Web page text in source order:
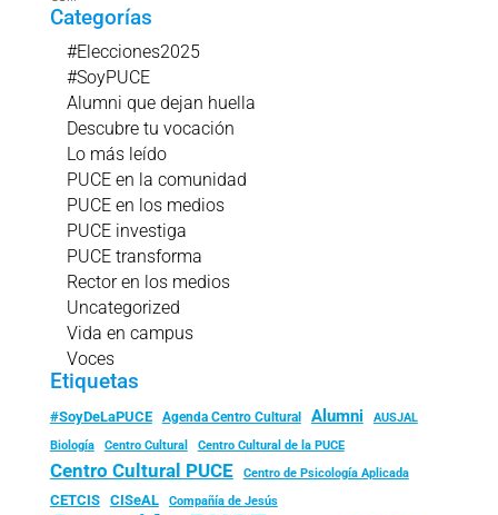
Categorías
#Elecciones2025
#SoyPUCE
Alumni que dejan huella
Descubre tu vocación
Lo más leído
PUCE en la comunidad
PUCE en los medios
PUCE investiga
PUCE transforma
Rector en los medios
Uncategorized
Vida en campus
Voces
Etiquetas
#SoyDeLaPUCE Agenda Centro Cultural Alumni
AUSJAL
Biología
Centro Cultural Centro Cultural de la PUCE
Centro Cultural PUCE Centro de Psicología Aplicada
CETCIS CISeAL Compañía de Jesús